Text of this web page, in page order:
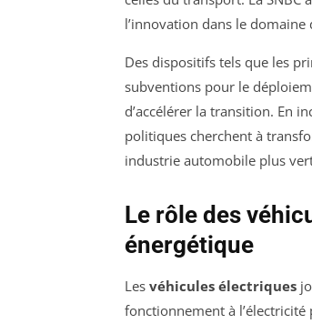
l’innovation dans le
Des dispositifs tels que les
subventions pour le
d’accélérer la transition. En
politiques cherchent à
industrie automobile plus
Le rôle des
énergétique
Les véhicules électriques
fonctionnement à l’électricité